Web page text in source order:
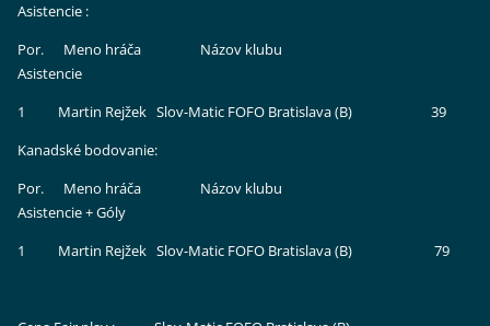
Asistencie :
Por. Meno hráča Názov klubu
Asistencie
1 Martin Rejžek Slov-Matic FOFO Bratislava (B) 39
Kanadské bodovanie:
Por. Meno hráča Názov klubu
Asistencie + Góly
1 Martin Rejžek Slov-Matic FOFO Bratislava (B) 79